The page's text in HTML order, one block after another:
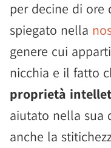
per decine di ore
spiegato nella
genere cui
nicchia e il fatto
proprietà
aiutato nella sua
anche la